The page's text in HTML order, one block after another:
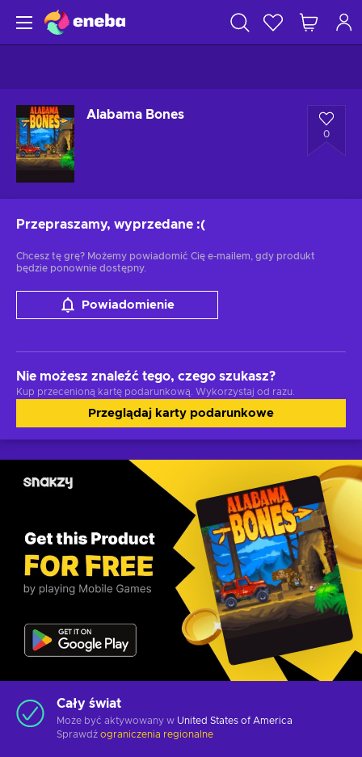
Alabama Bones
0
Przepraszamy, wyprzedane :(
Chcesz tę grę? Możemy powiadomić Cię e-mailem, gdy produkt
będzie ponownie dostępny.
Powiadomienie
Nie możesz znaleźć tego, czego szukasz?
Kup przecenioną kartę podarunkową. Wykorzystaj od razu.
Przeglądaj karty podarunkowe
Cały świat
Może być aktywowany w United States of America
Sprawdź ograniczenia regionalne